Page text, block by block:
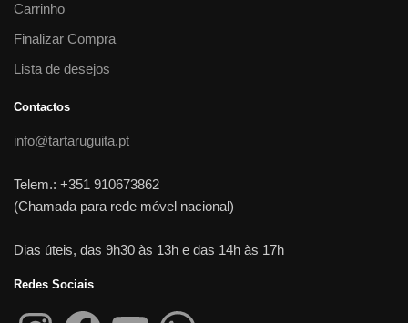
Carrinho
Finalizar Compra
Lista de desejos
Contactos
info@tartaruguita.pt
Telem.: +351 910673862
(Chamada para rede móvel nacional)
Dias úteis, das 9h30 às 13h e das 14h às 17h
Redes Sociais